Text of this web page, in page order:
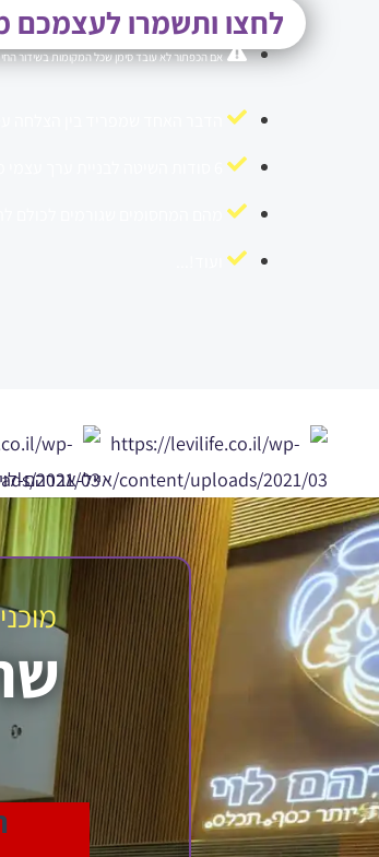
לחצו ותשמרו לעצמכם
אם הכפתור לא עובד סימן שכל המקומות בשידור החי
רק